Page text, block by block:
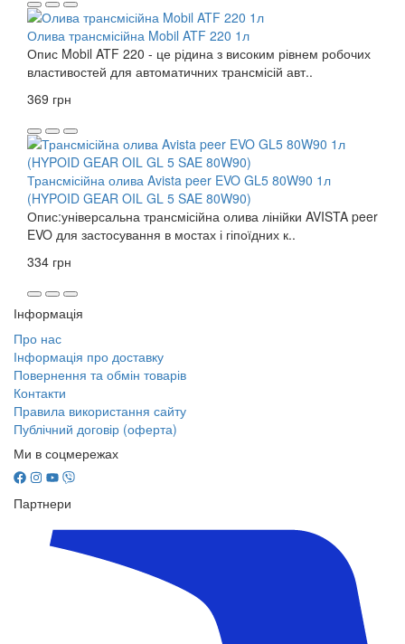
Олива трансмісійна Mobil ATF 220 1л
Опис Mobil ATF 220 - це рідина з високим рівнем робочих
властивостей для автоматичних трансмісій авт..
369 грн
Трансмісійна олива Avista peer EVO GL5 80W90 1л
(HYPOID GEAR OIL GL 5 SAE 80W90)
Опис:універсальна трансмісійна олива лінійки AVISTA peer
EVO для застосування в мостах і гіпоїдних к..
334 грн
Інформація
Про нас
Інформація про доставку
Повернення та обмін товарів
Контакти
Правила використання сайту
Публічний договір (оферта)
Ми в соцмережах
Партнери